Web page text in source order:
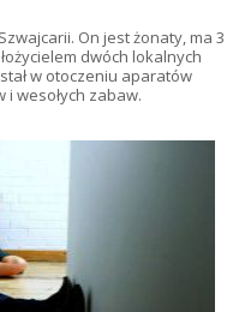
On jest żonaty, ma 3
dwóch lokalnych
w otoczeniu aparatów
wesołych zabaw.